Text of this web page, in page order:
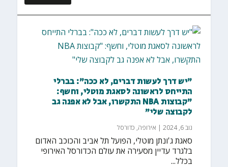
"יש דרך לעשות דברים, לא ככה": בברלי
התייחס לראשונה לסאגת מוטלי, וחשף:
"קבוצות NBA התקשרו, אבל לא אפנה גב
לקבוצה שלי"
נוב 6, 2024 | אירופה, כדורסל
סאגת ג'ונתן מוטלי, הפועל תל אביב והכוכב האדום
בלגרד עדיין מסעירה את עולם הכדורסל האירופי
בכלל...